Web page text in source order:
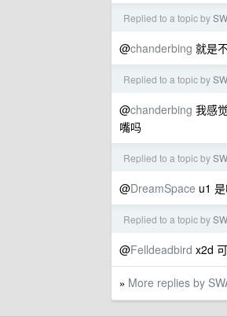
Replied to a topic by
@chanderbing 就是
Replied to a topic by
@chanderbing 我感
嘴吗
Replied to a topic by
@DreamSpace u1
Replied to a topic by
@Felldeadbird x2d
» More replies by